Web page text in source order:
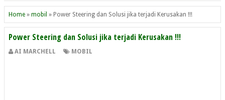
Home » mobil » Power Steering dan Solusi jika terjadi Kerusakan !!!
Power Steering dan Solusi jika terjadi Kerusakan !!!
AI MARCHELL MOBIL